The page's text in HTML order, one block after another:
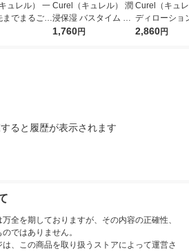
ュレル） 一
までまるごと
入れ底上げ
Curel（キュレル） 潤
浸保湿 バスタイム モ
イストバリアクリーム
1,760円
Curel（キュ
ディローショ
L+110mLセッ
2,860円
ると履歴が表示されます
全を期しておりますが、その内容の正確性、
ではありません。
、この商品を取り扱うストアによって運営さ